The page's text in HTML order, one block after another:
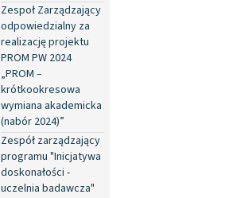
Zespoł Zarządzający
odpowiedzialny za
realizację projektu
PROM PW 2024
„PROM –
krótkookresowa
wymiana akademicka
(nabór 2024)”
Zespół zarządzający
programu "Inicjatywa
doskonałości -
uczelnia badawcza"